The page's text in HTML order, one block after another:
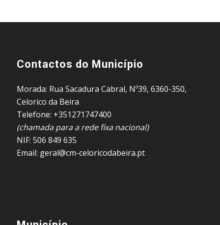
Contactos do Município
Morada: Rua Sacadura Cabral, Nº39, 6360-350,
Celorico da Beira
Telefone: +351271747400
(chamada para a rede fixa nacional)
NIF: 506 849 635
Email: geral@cm-celoricodabeira.pt